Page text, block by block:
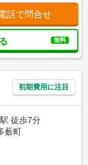
話で問合せ
無料
初期費用に注目
徒歩7分
薮町